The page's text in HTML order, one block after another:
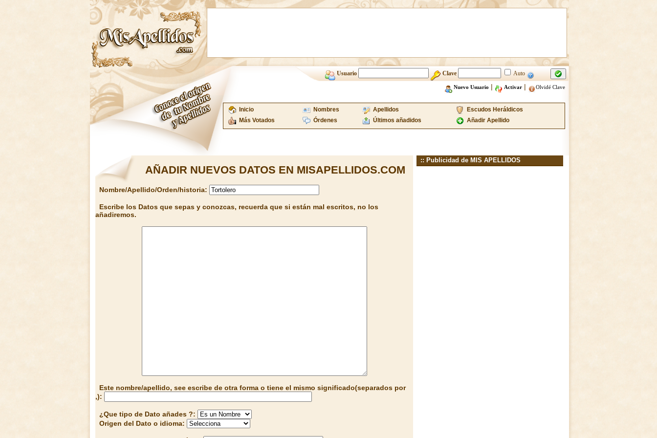
Usuario Clave Auto
Nuevo Usuario | Activar| Olvidé Clave
Inicio Nombres Apellidos
Escudos Heráldicos
Más Votados
Órdenes Últimos añadidos Añadir Apellido
AÑADIR NUEVOS DATOS EN MISAPELLIDOS.COM
Nombre/Apellido/Orden/historia:
Escribe los Datos que sepas y conozcas, recuerda que si están mal escritos, no los
añadiremos.
Este nombre/apellido, see escribe de otra forma o tiene el mismo significado(separados por
,):
¿Que tipo de Dato añades ?:
Origen del Dato o idioma:
:: Publicidad de MIS APELLIDOS